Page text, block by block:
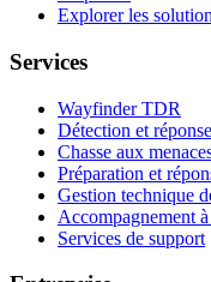
Explorer les
Services
Wayfinder TDR
Détection et
Chasse aux
Préparation et
Gestion technique
Accompagnement
Services de support